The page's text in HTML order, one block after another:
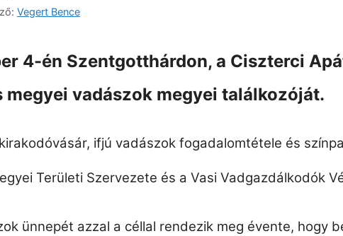
Vegert Bence
4-én Szentgotthárdon, a Ciszterci
megyei vadászok megyei találkozóját.
ifjú vadászok fogadalomtétele és
Területi Szervezete és a Vasi Vadgazdálkodók
ünnepét azzal a céllal rendezik meg évente, hogy